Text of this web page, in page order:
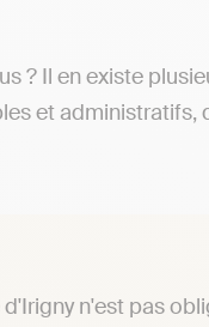
? Il en existe
et administratifs,
n'est pas